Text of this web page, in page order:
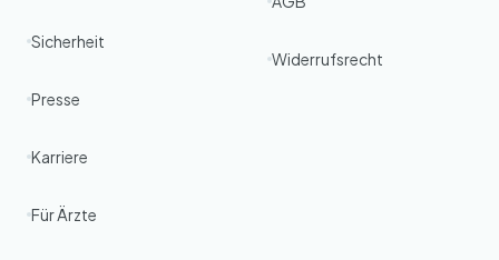
Sicherheit
Presse
Karriere
Für Ärzte
Widerrufsrecht